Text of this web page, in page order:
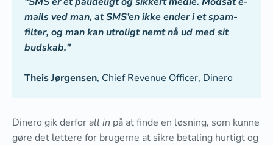
mails ved man, at SMS’en ikke ender i et spam-
filter, og man kan utroligt nemt nå ud med sit
budskab."
Theis Jørgensen, Chief Revenue Officer, Dinero
Dinero gik derforall in på at finde en løsning, som kunne
gøre det lettere for brugerne at sikre betaling hurtigt og